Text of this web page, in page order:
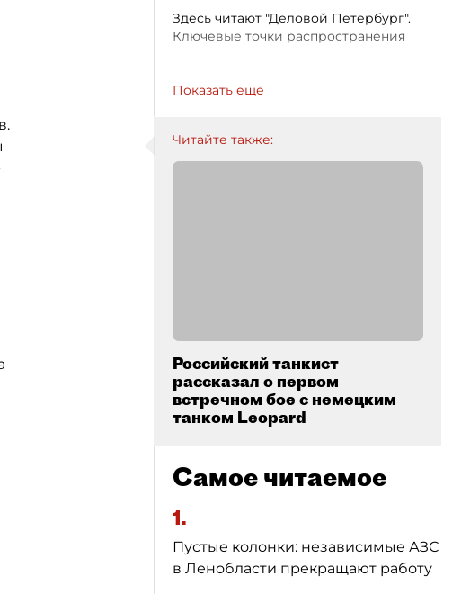
Здесь читают "Деловой Петербург".
Ключевые точки распространения
Показать ещё
Читайте также:
Российский танкист
рассказал о первом
встречном бое с немецким
танком Leopard
Самое читаемое
1.
Пустые колонки: независимые АЗС
в Ленобласти прекращают работу